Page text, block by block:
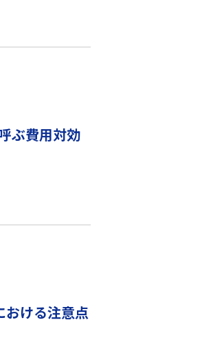
ぶ費用対効
おける注意点